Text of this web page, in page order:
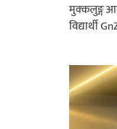
मुक्कलुङ्ग
विद्यार्थी